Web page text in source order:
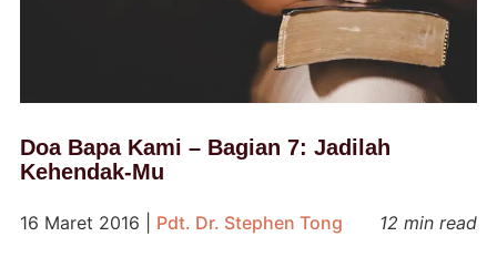
Doa Bapa Kami – Bagian 7: Jadilah
Kehendak-Mu
16 Maret 2016 Pdt. Dr. Stephen Tong 12 min read